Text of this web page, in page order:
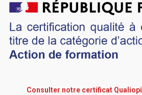
Consulter notre certificat Qualiopi